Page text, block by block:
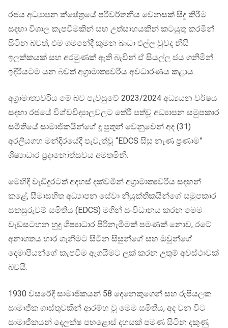
රජය අධ්‍යාපන ක්ෂේත්‍රයේ පරිවර්තනීය වෙනසක් සිදු කිරීම
සඳහා විශාල කැපවීමකින් සහ උත්සාහයකින් කටයුතු කරමින්
සිටින බවත්, එම ගමනේදී කුමන බාධා එල්ල වුවද නිසි
ඉලක්කයක් සහ අරමුණක් ඇති බැවින් ඒ සියල්ල ජය ගනිමින්
ඉදිරියටම යන බවත් අග්‍රාමාත්‍යවරිය අවධාරණය කළාය.
​අග්‍රාමාත්‍යවරිය මේ බව පැවසුවේ 2023/2024 අධ්‍යයන වර්ෂය
සඳහා රජයේ විශ්වවිද්‍යාලවලට තේරී පත්වූ අධ්‍යාපන සමුපකාර
සමිතියේ සාමාජිකයින්ගේ දූ පුතුන් වෙනුවෙන් අද (31)
අරලියගහ මන්දිරයේදී පැවැත්වූ “EDCS සිසු නැණ ප්‍රණාම”
ශිෂ්‍යාධාර ප්‍රදානෝත්සවය අමතමිනි.
​මෙහිදී වැඩිදුරටත් අදහස් දක්වමින් අග්‍රාමාත්‍යවරිය සඳහන්
කළේ, සීමාසහිත අධ්‍යාපන සේවා නියුක්තිකයින්ගේ සමුපකාර
සකසුරුවම් සමිතිය (EDCS) මගින් සංවිධානය කරන මෙම
වැඩසටහන හුදු ශිෂ්‍යාධාර පිරිනැමීමක් පමණක් නොව, රටේ
අනාගතය භාර ගැනීමට සිටින සිසුන්ගේ සහ ඔවුන්ගේ
දෙමාපියන්ගේ කැපවීම ඇගයීමට ලක් කරන උතුම් අවස්ථාවක්
බවයි.
1930 වසරේදී සාමාජිකයන් 58 දෙනෙකුගෙන් සහ රුපියලක
සාමාජික ගාස්තුවකින් ආරම්භ වූ මෙම සමිතිය, අද වන විට
සාමාජිකයන් දෙලක්ෂ පහළොස් දහසක් පමණ සිටින දකුණු